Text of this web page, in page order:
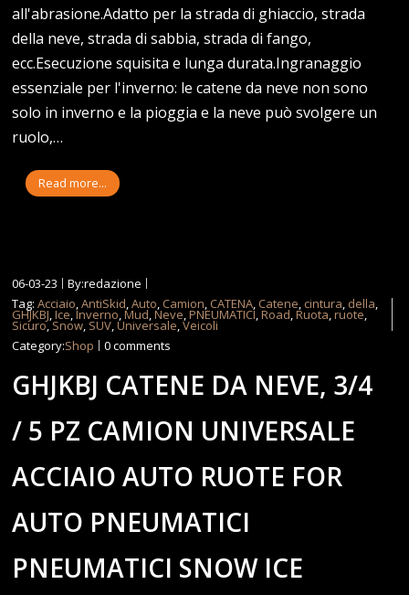
all'abrasione.Adatto per la strada di ghiaccio, strada
della neve, strada di sabbia, strada di fango,
ecc.Esecuzione squisita e lunga durata.Ingranaggio
essenziale per l'inverno: le catene da neve non sono
solo in inverno e la pioggia e la neve può svolgere un
ruolo,…
Read more...
06-03-23
By:redazione
Tag:Acciaio ,AntiSkid ,Auto Camion CATENA Catene cintura della
GHJKBJ ,Ice ,Inverno ,Mud ,Neve ,PNEUMATICI ,Road ,Ruota ,ruote
Sicuro,Snow SUV ,Universale ,Veicoli
Category:Shop 0 comments
GHJKBJ CATENE DA NEVE, 3/4
/ 5 PZ CAMION UNIVERSALE
ACCIAIO AUTO RUOTE FOR
AUTO PNEUMATICI
PNEUMATICI SNOW ICE